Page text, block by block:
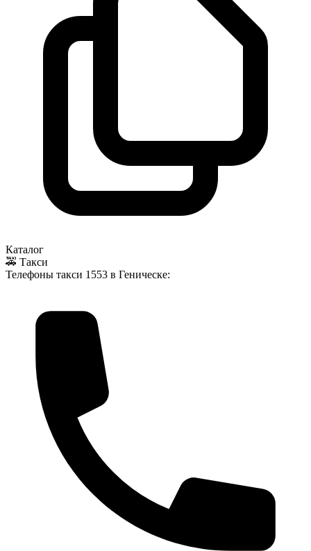
Каталог
🚕 Такси
Телефоны такси 1553 в Геническе: